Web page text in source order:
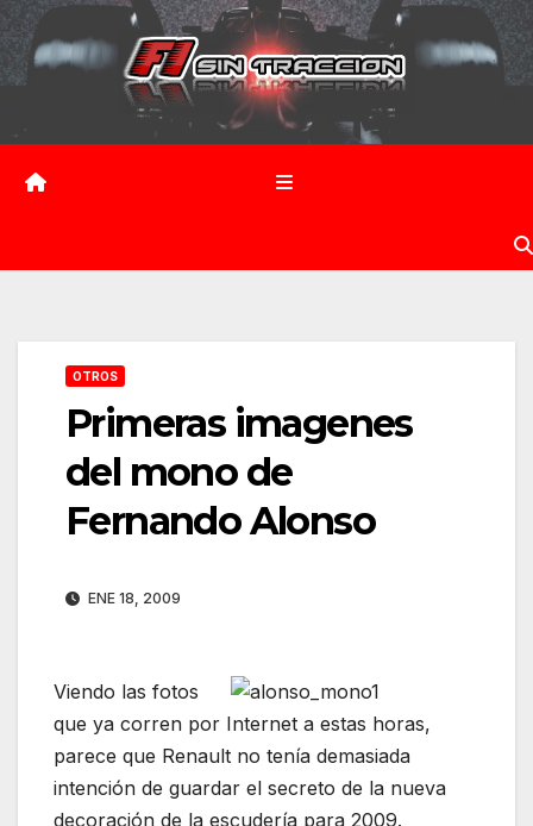
Saltar
contenido
OTROS
Primeras imagenes
del mono de
Fernando Alonso
ENE 18, 2009
Viendo las fotos
que ya corren por Internet a estas horas,
parece que Renault no tenía demasiada
intención de guardar el secreto de la nueva
decoración de la escudería para 2009.